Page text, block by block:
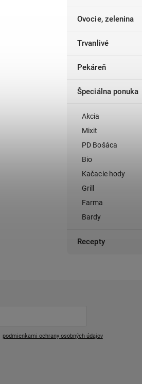
Ovocie, zelenina
Trvanlivé
Pekáreň
Špeciálna ponuka
Akcia
Mixit
PD Bošáca
Bio
Kačacie hody
Grill
Farma
Bardy
Recepty
podmienkami ochrany osobných údajov